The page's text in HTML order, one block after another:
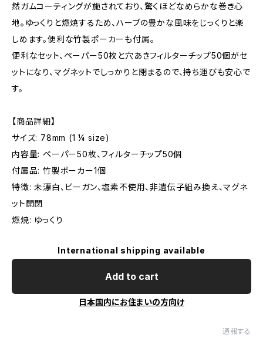
然ガムコーティングが施されており、驚くほどなめらかな巻き心
地。ゆっくりと燃焼するため、ハーブの豊かな風味をじっくりと楽
しめます。便利な竹製ポーカーも付属。
便利なセット、ペーパー50枚と穴あきフィルターチップ50個がセ
ットになり、マグネットでしっかりと閉まるので、持ち運びも安心で
す。
【商品詳細】
サイズ: 78mm (1 ¼ size)
内容量: ペーパー50枚、フィルターチップ50個
付属品: 竹製ポーカー1個
特徴: 未漂白、ビーガン、塩素不使用、非遺伝子組み換え、マグネ
ット開閉
燃焼: ゆっくり
International shipping available
Add to cart
日本国内にお住まいの方向け
通報する